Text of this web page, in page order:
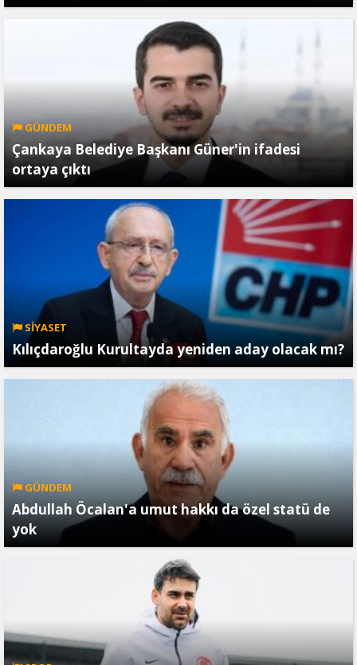
GÜNDEM
Çankaya Belediye Başkanı Güner'in ifadesi
ortaya çıktı
SİYASET
Kılıçdaroğlu Kurultayda yeniden aday olacak mı?
GÜNDEM
Abdullah Öcalan'a umut hakkı da özel statü de
yok